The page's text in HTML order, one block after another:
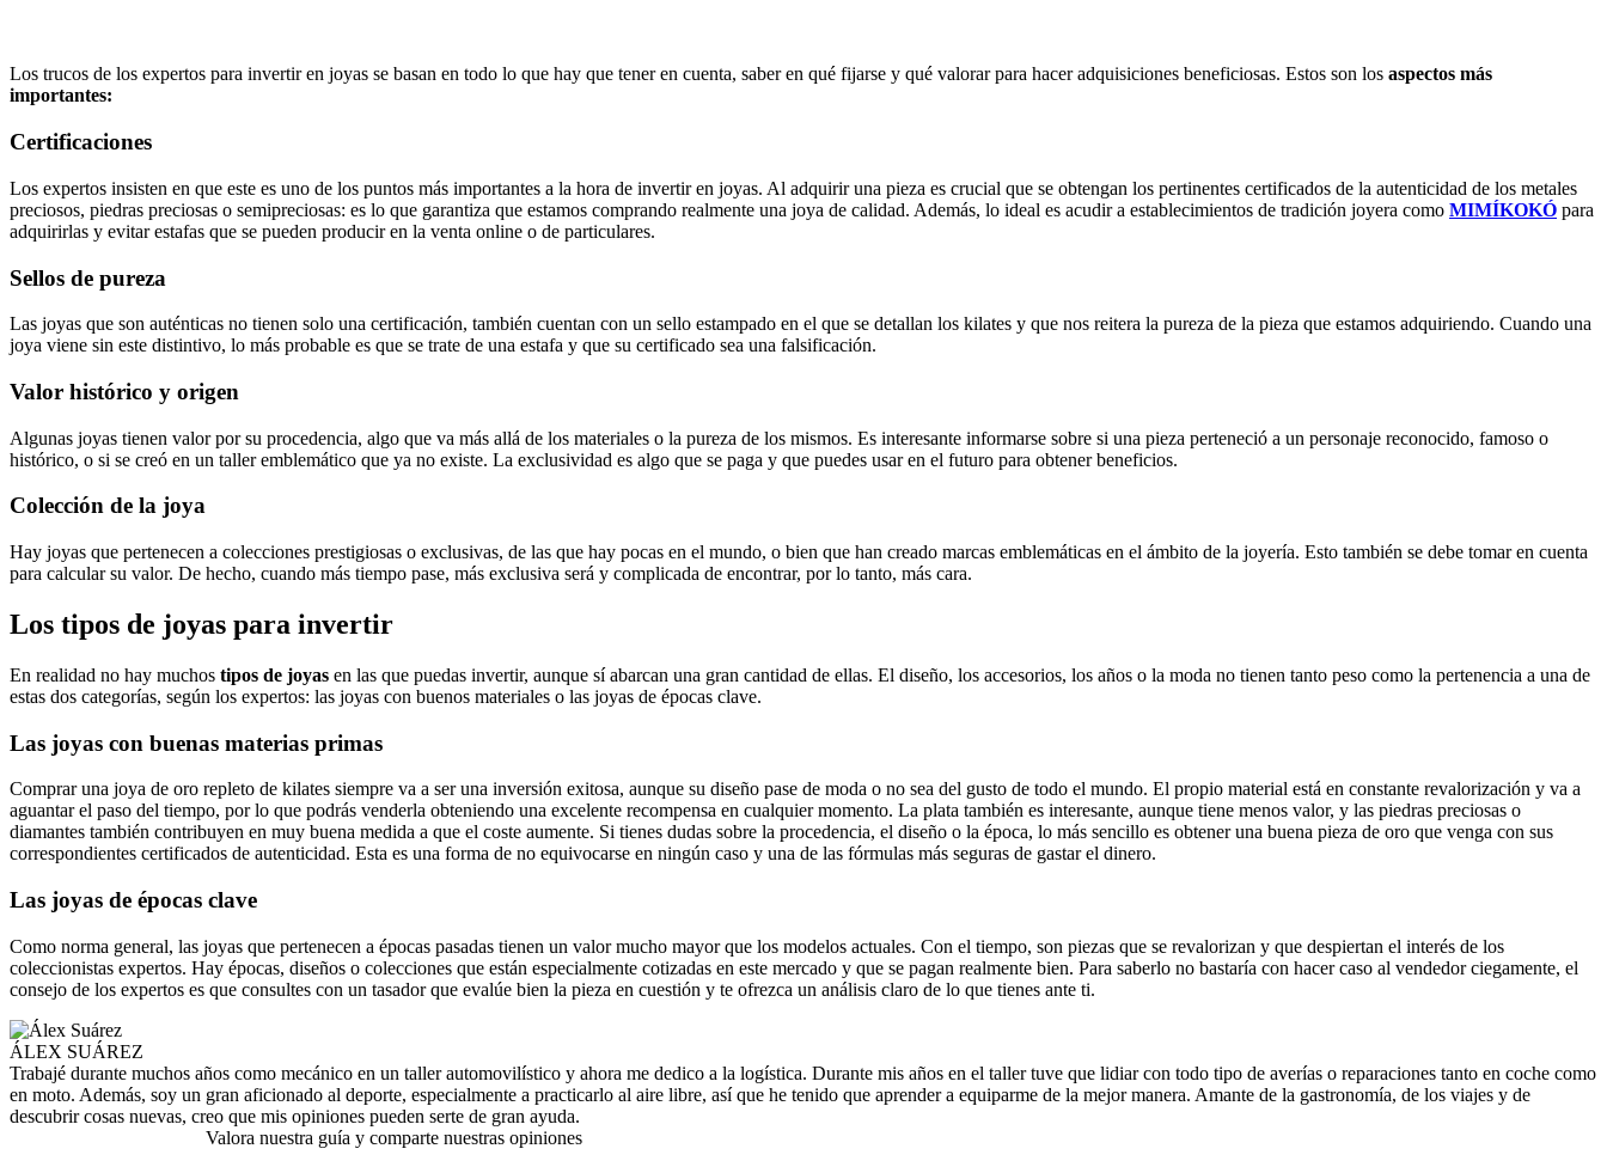
Los trucos de los expertos para invertir en joyas se basan en todo lo que hay que tener en cuenta, saber en qué fijarse y qué valorar para hacer adquisiciones beneficiosas. Estos son los aspectos más
importantes:
Certificaciones
Los expertos insisten en que este es uno de los puntos más importantes a la hora de invertir en joyas. Al adquirir una pieza es crucial que se obtengan los pertinentes certificados de la autenticidad de los metales
preciosos, piedras preciosas o semipreciosas: es lo que garantiza que estamos comprando realmente una joya de calidad. Además, lo ideal es acudir a establecimientos de tradición joyera como MIMÍKOKÓ para
adquirirlas y evitar estafas que se pueden producir en la venta online o de particulares.
Sellos de pureza
Las joyas que son auténticas no tienen solo una certificación, también cuentan con un sello estampado en el que se detallan los kilates y que nos reitera la pureza de la pieza que estamos adquiriendo. Cuando una
joya viene sin este distintivo, lo más probable es que se trate de una estafa y que su certificado sea una falsificación.
Valor histórico y origen
Algunas joyas tienen valor por su procedencia, algo que va más allá de los materiales o la pureza de los mismos. Es interesante informarse sobre si una pieza perteneció a un personaje reconocido, famoso o
histórico, o si se creó en un taller emblemático que ya no existe. La exclusividad es algo que se paga y que puedes usar en el futuro para obtener beneficios.
Colección de la joya
Hay joyas que pertenecen a colecciones prestigiosas o exclusivas, de las que hay pocas en el mundo, o bien que han creado marcas emblemáticas en el ámbito de la joyería. Esto también se debe tomar en cuenta
para calcular su valor. De hecho, cuando más tiempo pase, más exclusiva será y complicada de encontrar, por lo tanto, más cara.
Los tipos de joyas para invertir
En realidad no hay muchos tipos de joyas en las que puedas invertir, aunque sí abarcan una gran cantidad de ellas. El diseño, los accesorios, los años o la moda no tienen tanto peso como la pertenencia a una de
estas dos categorías, según los expertos: las joyas con buenos materiales o las joyas de épocas clave.
Las joyas con buenas materias primas
Comprar una joya de oro repleto de kilates siempre va a ser una inversión exitosa, aunque su diseño pase de moda o no sea del gusto de todo el mundo. El propio material está en constante revalorización y va a
aguantar el paso del tiempo, por lo que podrás venderla obteniendo una excelente recompensa en cualquier momento. La plata también es interesante, aunque tiene menos valor, y las piedras preciosas o
diamantes también contribuyen en muy buena medida a que el coste aumente. Si tienes dudas sobre la procedencia, el diseño o la época, lo más sencillo es obtener una buena pieza de oro que venga con sus
correspondientes certificados de autenticidad. Esta es una forma de no equivocarse en ningún caso y una de las fórmulas más seguras de gastar el dinero.
Las joyas de épocas clave
Como norma general, las joyas que pertenecen a épocas pasadas tienen un valor mucho mayor que los modelos actuales. Con el tiempo, son piezas que se revalorizan y que despiertan el interés de los
coleccionistas expertos. Hay épocas, diseños o colecciones que están especialmente cotizadas en este mercado y que se pagan realmente bien. Para saberlo no bastaría con hacer caso al vendedor ciegamente, el
consejo de los expertos es que consultes con un tasador que evalúe bien la pieza en cuestión y te ofrezca un análisis claro de lo que tienes ante ti.
ÁLEX SUÁREZ
Trabajé durante muchos años como mecánico en un taller automovilístico y ahora me dedico a la logística. Durante mis años en el taller tuve que lidiar con todo tipo de averías o reparaciones tanto en coche como
en moto. Además, soy un gran aficionado al deporte, especialmente a practicarlo al aire libre, así que he tenido que aprender a equiparme de la mejor manera. Amante de la gastronomía, de los viajes y de
descubrir cosas nuevas, creo que mis opiniones pueden serte de gran ayuda.
Valora nuestra guía y comparte nuestras opiniones